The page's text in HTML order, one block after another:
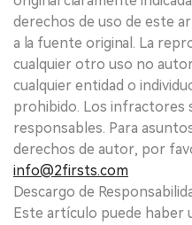
derechos de uso de este
a la fuente original. La
cualquier otro uso no
cualquier entidad o
prohibido. Los infractores
responsables. Para
derechos de autor, por
info@2firsts.com
Descargo de
Este artículo puede haber